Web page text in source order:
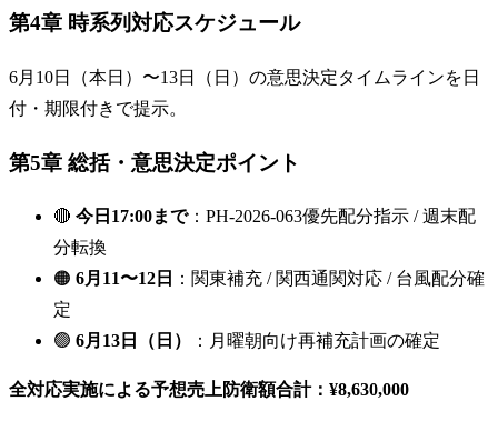
第4章 時系列対応スケジュール
6月10日（本日）〜13日（日）の意思決定タイムラインを日
付・期限付きで提示。
第5章 総括・意思決定ポイント
🔴 今日17:00まで：PH-2026-063優先配分指示 / 週末配
分転換
🟠 6月11〜12日
：関東補充 / 関西通関対応 / 台風配分確
定
🟢 6月13日（日） ：月曜朝向け再補充計画の確定
全対応実施による予想売上防衛額合計：¥8,630,000